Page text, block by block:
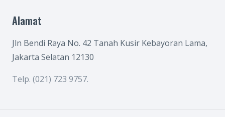
Alamat
Jln Bendi Raya No. 42 Tanah Kusir Kebayoran Lama,
Jakarta Selatan 12130
Telp. (021) 723 9757.